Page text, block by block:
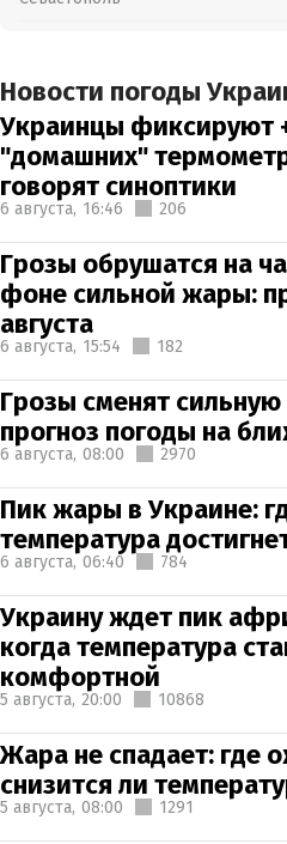
Новости погоды
Украинцы фиксируют
"домашних"
говорят синоптики
6 августа, 16:46 206
Грозы обрушатся на
фоне сильной жары:
августа
6 августа, 15:54 182
Грозы сменят
прогноз погоды на
6 августа, 08:00 2970
Пик жары в Украине:
температура
6 августа, 06:40 784
Украину ждет пик
когда температура
комфортной
5 августа, 20:00 10868
Жара не спадает: где
снизится ли
5 августа, 08:00 1291